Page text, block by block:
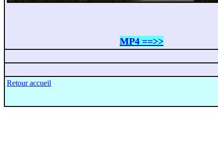
MP4 ==>>
Retour accueil